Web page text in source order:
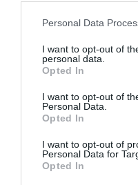
Personal Data
I want to opt-out of
personal data.
Opted In
I want to opt-out of
Personal Data.
Opted In
I want to opt-out of
Personal Data for
Opted In